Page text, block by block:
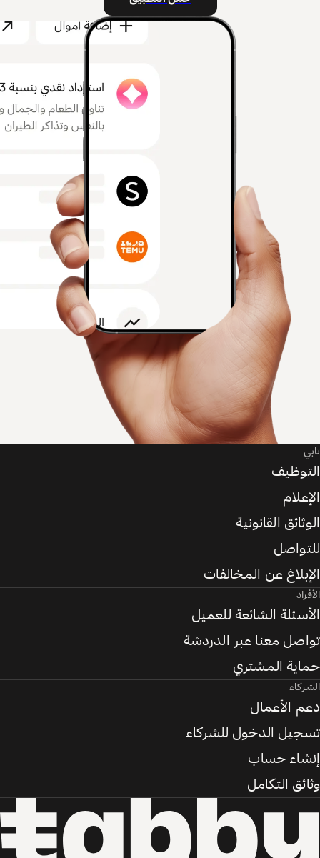
تابي
التوظيف
الإعلام
الوثائق القانونية
للتواصل
الإبلاغ عن المخالفات
الأفراد
الأسئلة الشائعة للعميل
تواصل معنا عبر الدردشة
حماية المشتري
الشركاء
دعم الأعمال
تسجيل الدخول للشركاء
إنشاء حساب
وثائق التكامل